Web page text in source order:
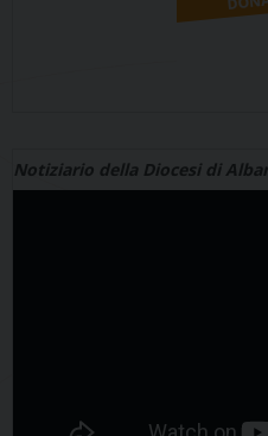
Notiziario della Diocesi di